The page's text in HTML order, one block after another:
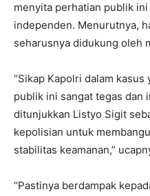
menyita perhatian publik
independen. Menurutnya,
seharusnya didukung oleh
“Sikap Kapolri dalam
publik ini sangat tegas dan
ditunjukkan Listyo Sigit
kepolisian untuk
stabilitas keamanan,”
“Pastinya berdampak